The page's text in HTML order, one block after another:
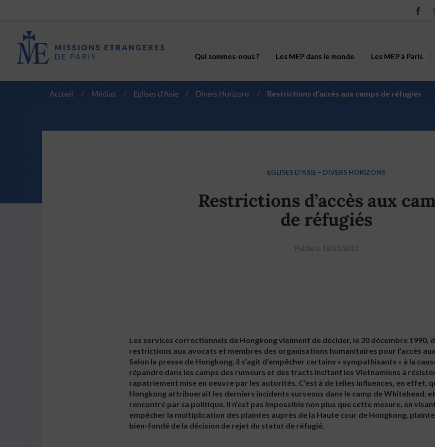
Qui sommes-nous ? Les MEP dans le monde Les MEP à Paris
Accueil / Médias / Eglises d'Asie / Divers Horizons / Restrictions d’accès aux camps de réfugiés
EGLISES D'ASIE – DIVERS HORIZONS
Restrictions d’accès aux
de réfugiés
Publié le 18/03/2010
Les services correctionnels de Hongkong viennent de décider, le 20 décembre 1990,
restrictions aux avocats et membres des organisations humanitaires pour l’accès
Selon la presse de Hongkong, il s’agit d’empêcher certains « sympathisants » à la
répandre dans les camps des rumeurs et des tracts incitant les Vietnamiens à
rapatriement mise en oeuvre par les autorités. C’est à de telles influences, en effet,
Hongkong attribuerait les derniers incidents survenus dans le camp de Whitehead,
rencontré par sa politique. Il n’est pas impossible non plus que cette mesure, en
empêcher la multiplication des plaintes auprès de la Haute cour de Hongkong,
bien-fondé de la décision de rejet du statut de réfugié.